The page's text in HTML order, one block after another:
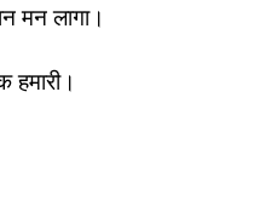
मन लागा।
हमारी।